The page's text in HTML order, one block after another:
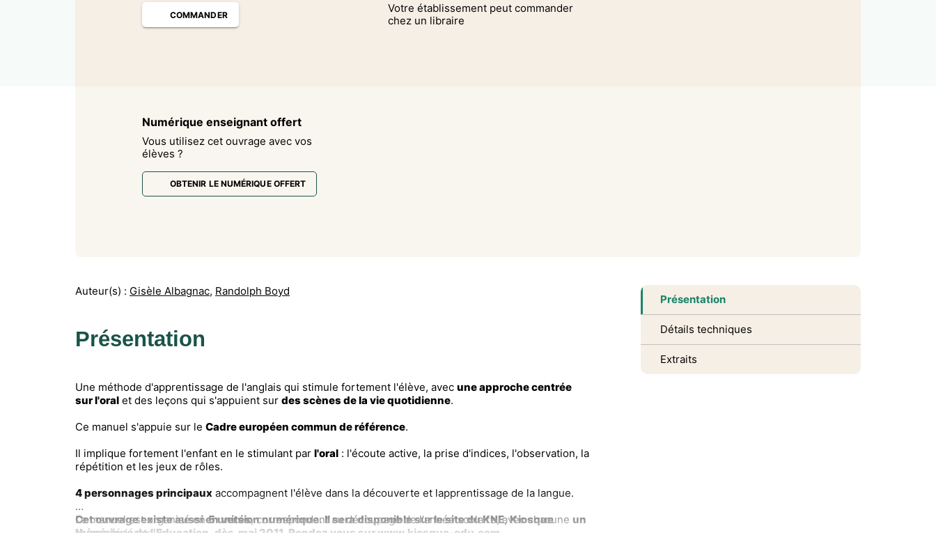
COMMANDER
Votre établissement peut commander
chez un libraire
Numérique enseignant offert
Vous utilisez cet ouvrage avec vos
élèves ?
OBTENIR LE NUMÉRIQUE OFFERT
Auteur(s) : Gisèle Albagnac, Randolph Boyd
Présentation
Une méthode d'apprentissage de l'anglais qui stimule fortement l'élève, avec une approche centrée
sur l'oral et des leçons qui s'appuient sur des scènes de la vie quotidienne.
Ce manuel s'appuie sur le Cadre européen commun de référence.
Il implique fortement l'enfant en le stimulant par l'oral : l'écoute active, la prise d'indices, l'observation, la
répétition et les jeux de rôles.
4 personnages principaux accompagnent l'élève dans la découverte et lapprentissage de la langue.
Le manuel est organisé en5 unités, correspondant au découpage de l'année scolaire, avec chacune un
Cet ouvrage existe aussi en version numérique. Il sera disponible sur le site du KNE, Kiosque
Présentation
Détails techniques
Extraits